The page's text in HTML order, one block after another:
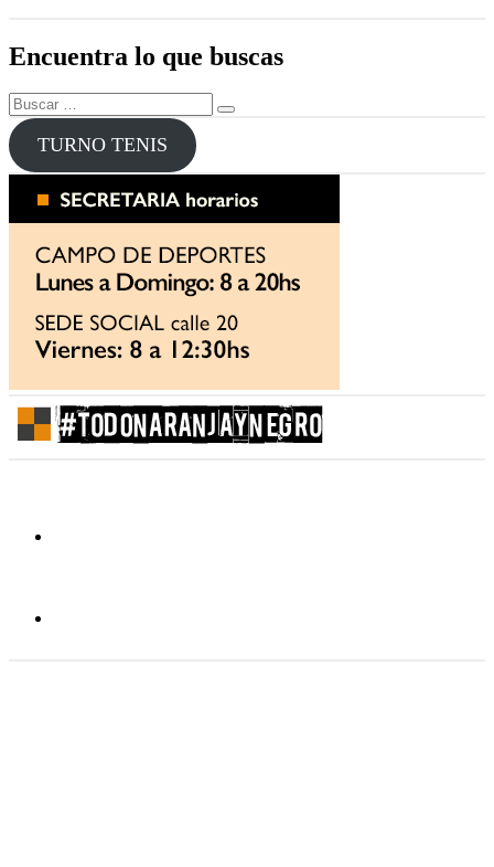
Encuentra lo que buscas
Buscar
por:
Buscar
TURNO TENIS